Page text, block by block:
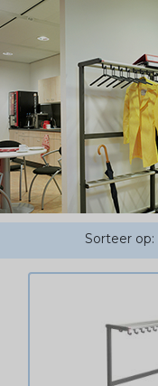
Sorteer op: